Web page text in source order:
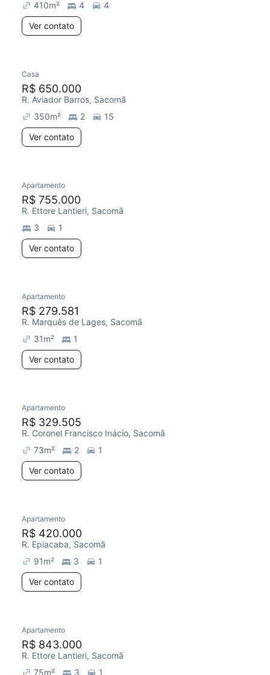
410m² 4
4
Ver contato
Casa
R$ 650.000
R. Aviador Barros, Sacomã
350m² 2
15
Ver contato
Apartamento
R$ 755.000
R. Ettore Lantieri, Sacomã
3
1
Ver contato
Apartamento
R$ 279.581
R. Marquês de Lages, Sacomã
31m²
1
Ver contato
Apartamento
R$ 329.505
R. Coronel Francisco Inácio, Sacomã
73m² 2
1
Ver contato
Apartamento
R$ 420.000
R. Epiacaba, Sacomã
91m² 3
1
Ver contato
Apartamento
R$ 843.000
R. Ettore Lantieri, Sacomã
75m² 3 1